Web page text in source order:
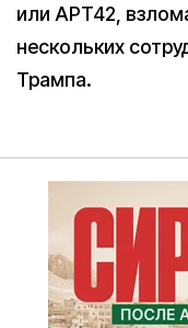
или APT42,
нескольких
Трампа.